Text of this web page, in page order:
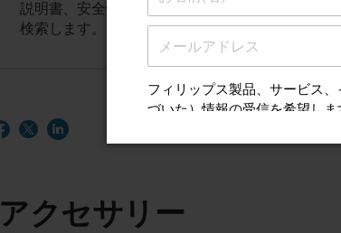
説明書、安全性とコンプライアンスに関する情報を
検索します。
アクセサリー